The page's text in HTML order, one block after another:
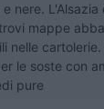
nere.
mappe
nelle
le soste con
pure